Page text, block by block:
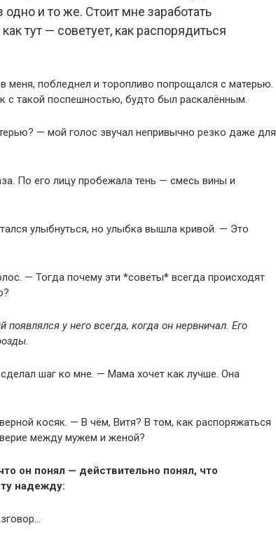
и то же. Стоит мне заработать
тут — советует, как распорядиться
меня, побледнел и торопливо попрощался с матерью.
с такой поспешностью, будто был раскалённым.
— мой голос звучал непривычно резко даже для
По его лицу пробежала тень — смесь вины и
улыбнуться, но улыбка вышла кривой. — Это
— Тогда почему эти *советы* всегда происходят
у него всегда, когда он нервничал. Его
шаг ко мне. — Мама хочет как лучше. Она
косяк. — В чём, Витя? В том, как распоряжаться
между мужем и женой?
он понял — действительно понял, что
надежду: